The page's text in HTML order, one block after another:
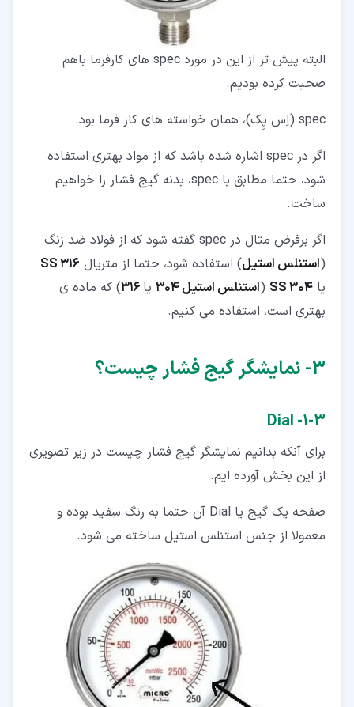
البته پیش ‌تر از این در مورد spec های کارفرما باهم
صحبت کرده بودیم.
spec (اِس پِک)، همان خواسته های کار فرما بود.
اگر در spec اشاره شده باشد که از مواد بهتری استفاده
شود، حتما مطابق با spec، بدنه گیج فشار را خواهیم
ساخت.
اگر برفرض مثال در spec گفته شود که از فولاد ضد زنگ
(استنلس استیل) استفاده شود، حتما از متریال SS 316
یا SS 304
(استنلس استیل 304 یا
) که ماده ‌ی
بهتری است، استفاده می‌ کنیم.
۳‏- نمایشگر گیج فشار چیست؟
۳‏-‏۱‏- Dial
برای آنکه بدانیم نمایشگر گیج فشار چیست در زیر تصویری
از این بخش آورده ایم.
صفحه یک گیج یا Dial آن حتما به رنگ سفید بوده و
معمولا از جنس استنلس استیل ساخته می ‌شود.